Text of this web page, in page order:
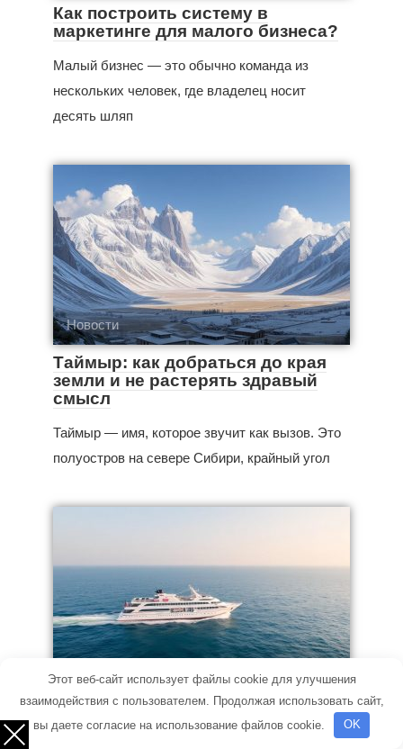
Как построить систему в
маркетинге для малого бизнеса?
Малый бизнес — это обычно команда из
нескольких человек, где владелец носит
десять шляп
Новости
Таймыр: как добраться до края
земли и не растерять здравый
смысл
Таймыр — имя, которое звучит как вызов. Это
полуостров на севере Сибири, крайный угол
Морской круиз по Персидскому
заливу: зачем ехать и как
Этот веб-сайт использует файлы cookie для улучшения
взаимодействия с пользователем. Продолжая использовать сайт,
вы даете согласие на использование файлов cookie.
OK